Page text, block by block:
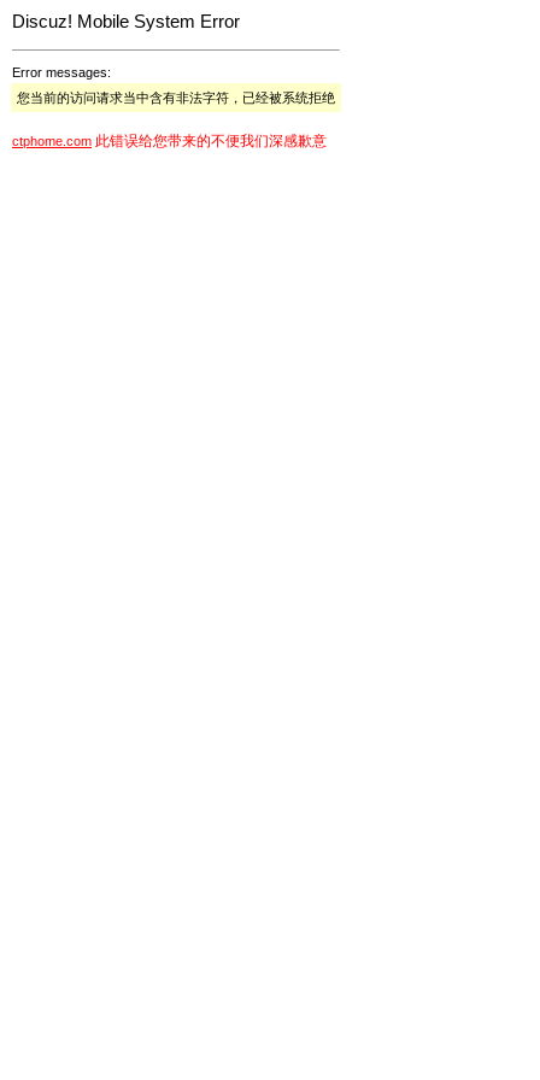
Discuz! Mobile System Error
Error messages:
您当前的访问请求当中含有非法字符，已经被系统拒绝
ctphome.com 此错误给您带来的不便我们深感歉意